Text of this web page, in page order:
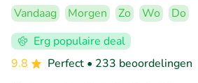
Vandaag Morgen Zo Wo
Do
Erg populaire deal
9.8
Perfect • 233 beoordelingen